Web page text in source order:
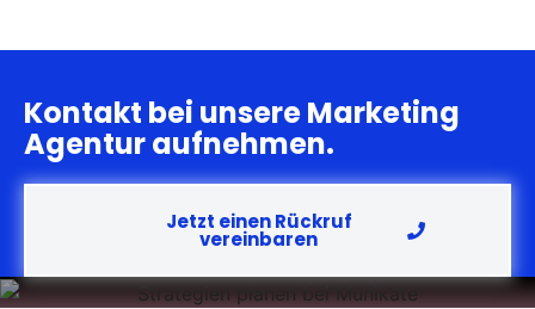
Kontakt bei unsere Marketing
Agentur aufnehmen.
Jetzt einen Rückruf
vereinbaren